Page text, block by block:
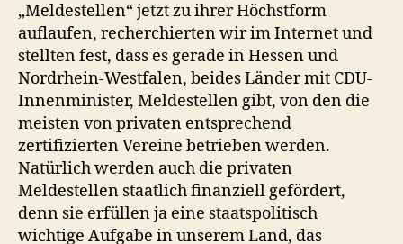
„Meldestellen“ jetzt zu ihrer Höchstform
auflaufen, recherchierten wir im Internet und
stellten fest, dass es gerade in Hessen und
Nordrhein-Westfalen, beides Länder mit CDU-
Innenminister, Meldestellen gibt, von den die
meisten von privaten entsprechend
zertifizierten Vereine betrieben werden.
Natürlich werden auch die privaten
Meldestellen staatlich finanziell gefördert,
denn sie erfüllen ja eine staatspolitisch
wichtige Aufgabe in unserem Land, das